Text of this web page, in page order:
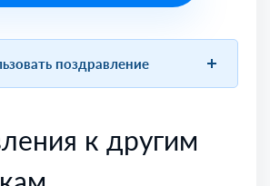
поздравление
к другим